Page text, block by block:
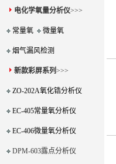
电化学氧量分析仪>>>
常量氧 微量氧
烟气漏风检测
新款彩屏系列>>>
ZO-202A氧化锆分析仪
EC-405常量氧分析仪
EC-406微量氧分析仪
DPM-603露点分析仪